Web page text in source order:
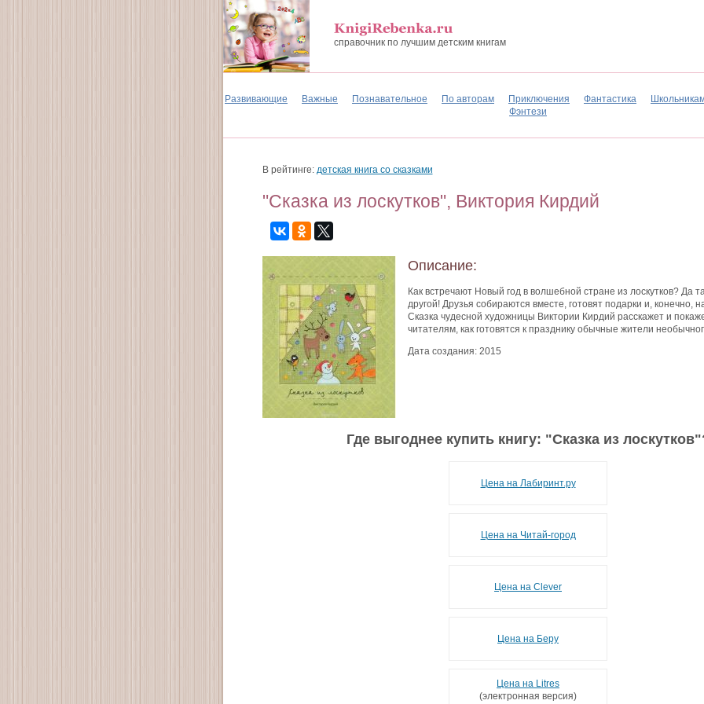
справочник по лучшим детским книгам
Развивающие Важные Познавательное По авторам Приключения Фантастика
Фэнтези
В рейтинге: детская книга со сказками
"Сказка из лоскутков", Виктория Кирдий
Описание:
Как встречают Новый год в волшебной стране из лоскутков? Да
другой! Друзья собираются вместе, готовят подарки и, конечно,
Сказка чудесной художницы Виктории Кирдий расскажет и
читателям, как готовятся к празднику обычные жители
Дата создания: 2015
Где выгоднее купить книгу: "Сказка из лоскутков
Цена на Лабиринт.ру
Цена на Читай-город
Цена на Clever
Цена на Беру
Цена на Litres
(электронная версия)